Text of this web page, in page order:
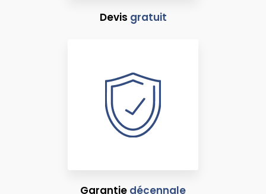
Devis gratuit
Garantie décennale